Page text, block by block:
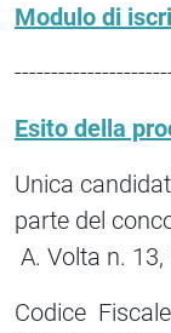
Modulo di
Esito della
Unica
parte del
A. Volta n. 13,
Codice